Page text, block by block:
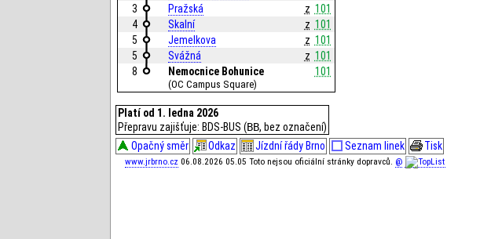
3
Pražská z 101
4
Skalní z 101
5
Jemelkova z 101
5
Svážná z 101
8
Nemocnice Bohunice
(OC Campus Square)
101
Platí od 1. ledna 2026
Přepravu zajišťuje: BDS-BUS (BB, bez označení)
Opačný směr
Odkaz Jízdní řády Brno Seznam linek Tisk
www.jrbrno.cz 06.08.2026 05.05 Toto nejsou oficiální stránky dopravců. @